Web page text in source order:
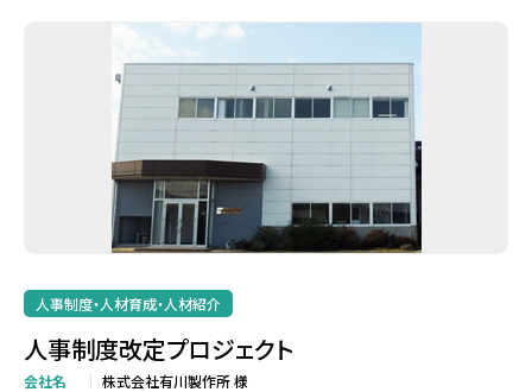
人事制度・人材育成・人材紹介
人事制度改定プロジェクト
会社名
株式会社有川製作所 様